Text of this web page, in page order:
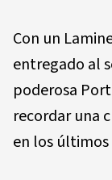
Con un
entregado al
poderosa
recordar una
en los últimos